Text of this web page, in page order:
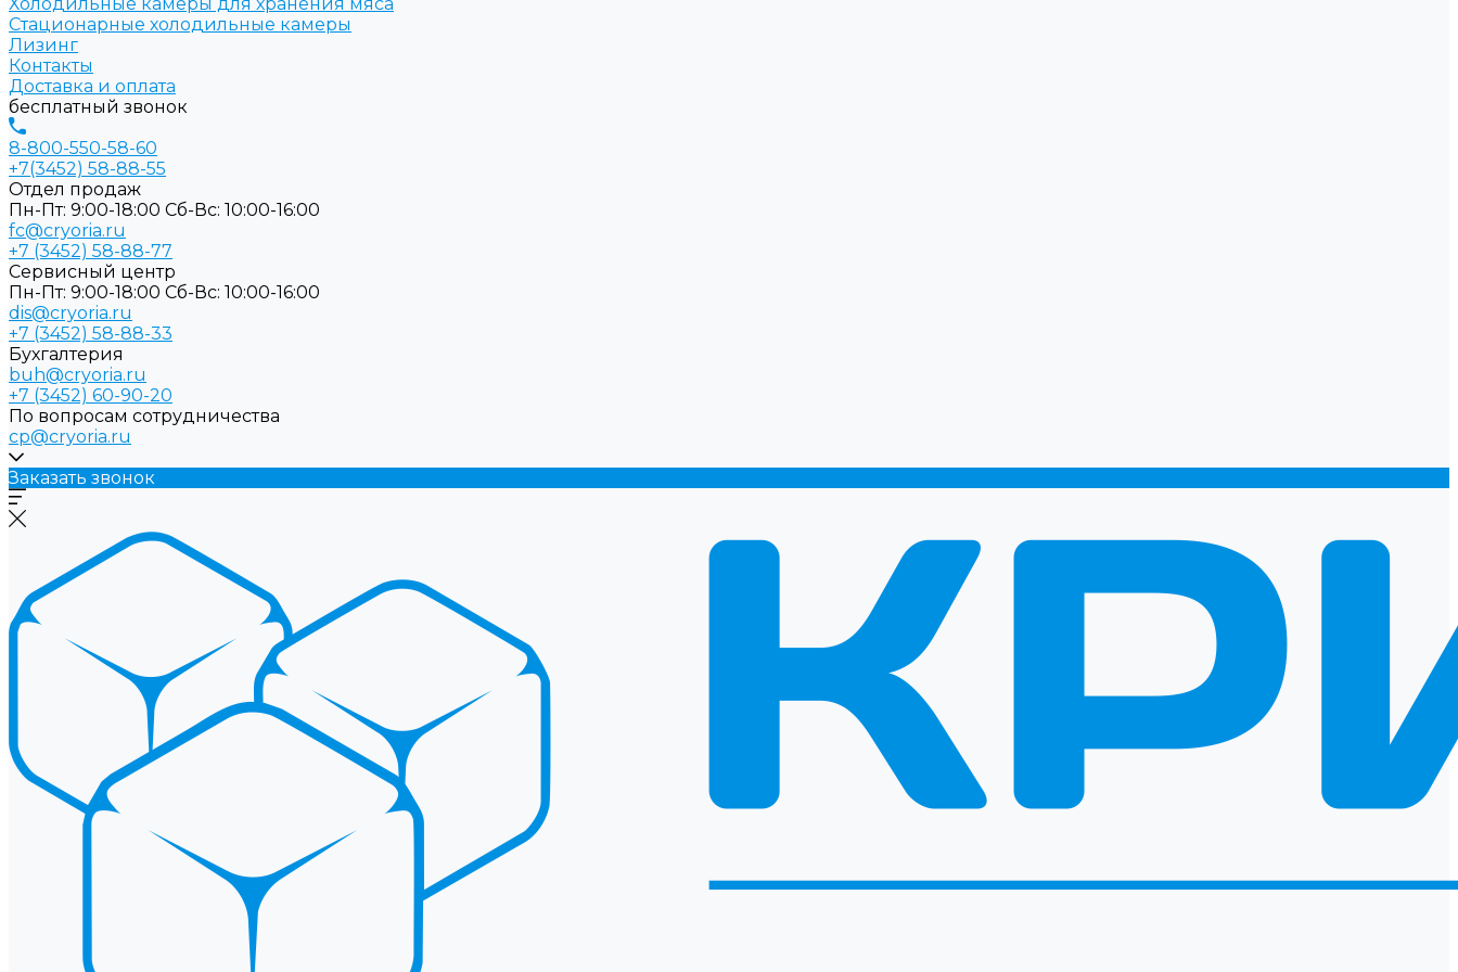
Стационарные холодильные камеры
Лизинг
Контакты
Доставка и оплата
бесплатный звонок
8-800-550-58-60
+7(3452) 58-88-55
Отдел продаж
Пн-Пт: 9:00-18:00 Cб-Вс: 10:00-16:00
fc@cryoria.ru
+7 (3452) 58-88-77
Сервисный центр
Пн-Пт: 9:00-18:00 Cб-Вс: 10:00-16:00
dis@cryoria.ru
+7 (3452) 58-88-33
Бухгалтерия
buh@cryoria.ru
+7 (3452) 60-90-20
По вопросам сотрудничества
cp@cryoria.ru
Заказать звонок